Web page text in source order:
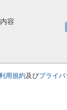
内容
用規約及びプライバ